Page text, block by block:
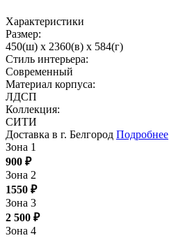
Характеристики
Размер:
450(ш) x 2360(в) x 584(г)
Стиль интерьера:
Современный
Материал корпуса:
ЛДСП
Коллекция:
СИТИ
Доставка в г. Белгород Подробнее
Зона 1
900 ₽
Зона 2
1550 ₽
Зона 3
2 500 ₽
Зона 4